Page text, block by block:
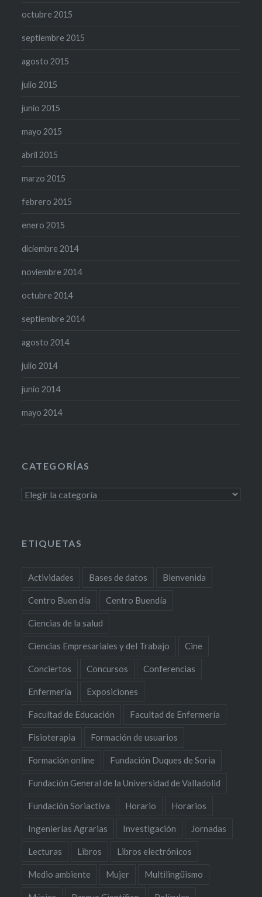
octubre 2015
septiembre 2015
agosto 2015
julio 2015
junio 2015
mayo 2015
abril 2015
marzo 2015
febrero 2015
enero 2015
diciembre 2014
noviembre 2014
octubre 2014
septiembre 2014
agosto 2014
julio 2014
junio 2014
mayo 2014
CATEGORÍAS
Categorías
ETIQUETAS
Actividades Bases de datos Bienvenida
Centro Buen día Centro Buendía
Ciencias de la salud
Ciencias Empresariales y del Trabajo Cine
Conciertos Concursos Conferencias
Enfermería Exposiciones
Facultad de Educación Facultad de Enfermería
Fisioterapia Formación de usuarios
Formación online Fundación Duques de Soria
Fundación General de la Universidad de Valladolid
Fundación Soriactiva Horario Horarios
Ingenierías Agrarias Investigación Jornadas
Lecturas Libros Libros electrónicos
Medio ambiente Mujer Multilingüismo